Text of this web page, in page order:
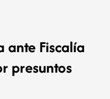
ante Fiscalía
presuntos